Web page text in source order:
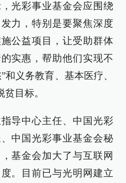
光彩事业基金会应围绕
力，特别是要聚焦深度
公益项目，让受助群体
实惠，帮助他们实现不
和义务教育、基本医疗、
目标。
导中心主任、中国光彩
中国光彩事业基金会秘
基金会加大了与互联网
。目前已与光明网建立